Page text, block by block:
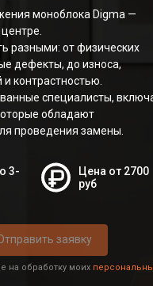
моноблока Digma —
разными: от физических
дефекты, до износа,
контрастностью.
специалисты,
обладают
проведения замены.
3-
Цена от 2700
руб
заявку
на обработку моих